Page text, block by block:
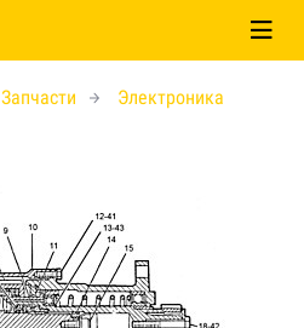
Запчасти Электроника